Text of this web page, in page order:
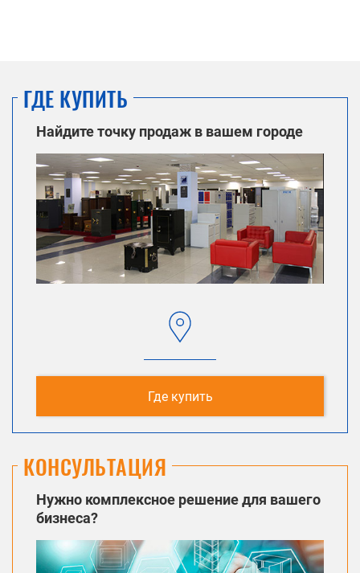
ГДЕ КУПИТЬ
Найдите точку продаж в вашем городе
Где купить
КОНСУЛЬТАЦИЯ
Нужно комплексное решение для вашего
бизнеса?